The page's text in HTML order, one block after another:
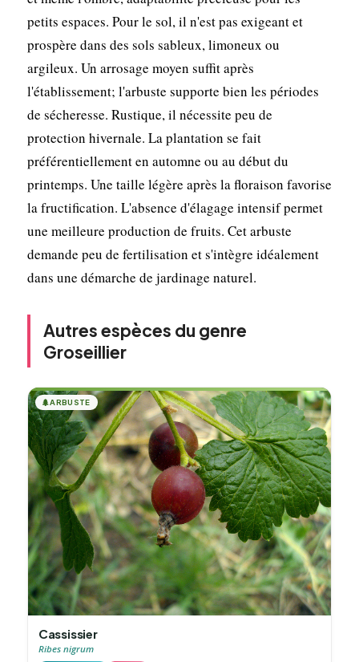
petits espaces. Pour le sol, il n'est pas exigeant et
prospère dans des sols sableux, limoneux ou
argileux. Un arrosage moyen suffit après
l'établissement; l'arbuste supporte bien les périodes
de sécheresse. Rustique, il nécessite peu de
protection hivernale. La plantation se fait
préférentiellement en automne ou au début du
printemps. Une taille légère après la floraison favorise
la fructification. L'absence d'élagage intensif permet
une meilleure production de fruits. Cet arbuste
demande peu de fertilisation et s'intègre idéalement
dans une démarche de jardinage naturel.
Autres espèces du genre
Groseillier
🌲ARBUSTE
Cassissier
Ribes nigrum